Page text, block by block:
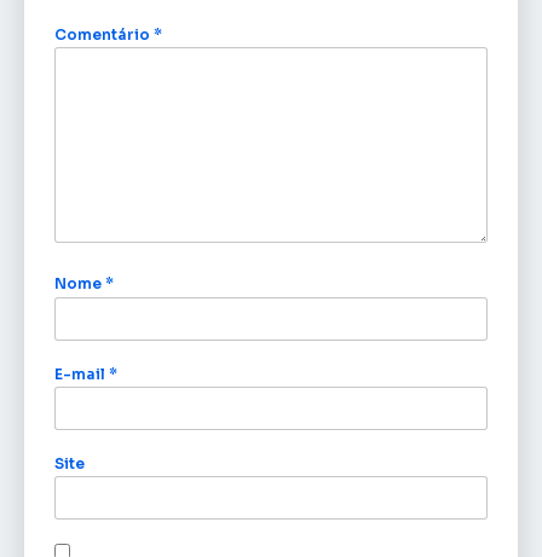
Comentário *
Nome *
E-mail *
Site